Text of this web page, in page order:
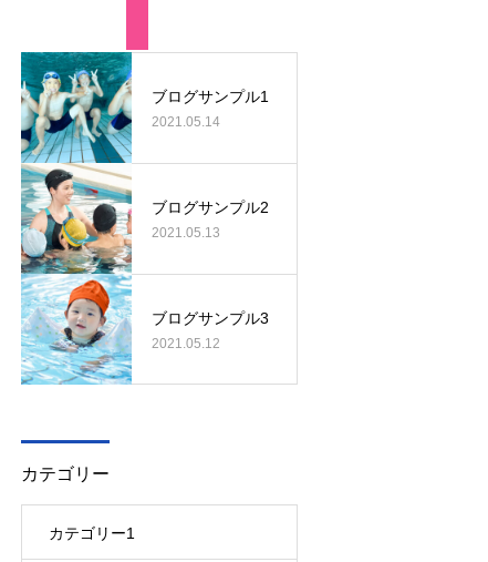
ブログサンプル1
2021.05.14
ブログサンプル2
2021.05.13
ブログサンプル3
2021.05.12
カテゴリー
カテゴリー1